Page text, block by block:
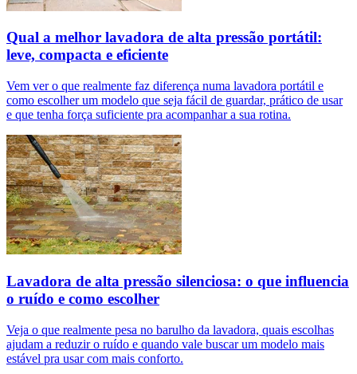
Qual a melhor lavadora de alta pressão portátil:
leve, compacta e eficiente
Vem ver o que realmente faz diferença numa lavadora portátil e
como escolher um modelo que seja fácil de guardar, prático de usar
e que tenha força suficiente pra acompanhar a sua rotina.
Lavadora de alta pressão silenciosa: o que influencia
o ruído e como escolher
Veja o que realmente pesa no barulho da lavadora, quais escolhas
ajudam a reduzir o ruído e quando vale buscar um modelo mais
estável pra usar com mais conforto.